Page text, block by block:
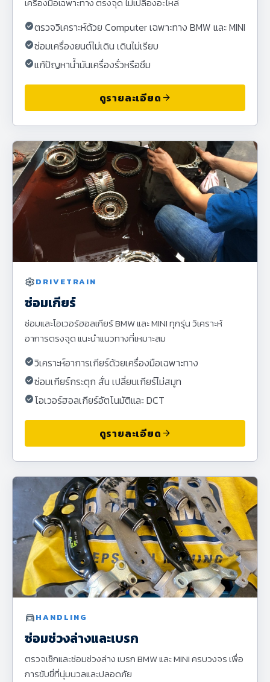
เครื่องมือเฉพาะทาง ตรงจุด ไม่เปลืองอะไหล่
check_circleตรวจวิเคราะห์ด้วย Computer เฉพาะทาง BMW และ MINI
check_circleซ่อมเครื่องยนต์ไม่เดิน เดินไม่เรียบ
check_circleแก้ปัญหาน้ำมันเครื่องรั่วหรือซึม
ดูรายละเอียด arrow_forward
settingsDRIVETRAIN
ซ่อมเกียร์
ซ่อมและโอเวอร์ฮอลเกียร์ BMW และ MINI ทุกรุ่น วิเคราะห์
อาการตรงจุด แนะนำแนวทางที่เหมาะสม
check_circleวิเคราะห์อาการเกียร์ด้วยเครื่องมือเฉพาะทาง
check_circleซ่อมเกียร์กระตุก สั่น เปลี่ยนเกียร์ไม่สมูท
check_circleโอเวอร์ฮอลเกียร์อัตโนมัติและ DCT
ดูรายละเอียด arrow_forward
directions_carHANDLING
ซ่อมช่วงล่างและเบรก
ตรวจเช็กและซ่อมช่วงล่าง เบรก BMW และ MINI ครบวงจร เพื่อ
การขับขี่ที่นุ่มนวลและปลอดภัย